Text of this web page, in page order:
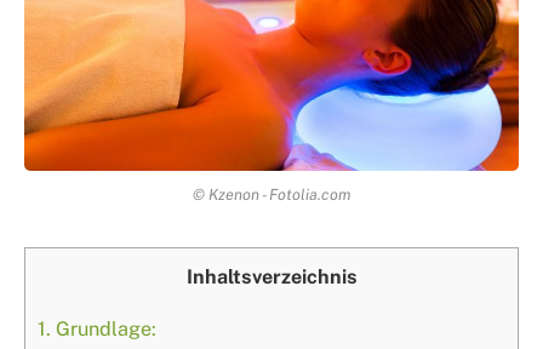
© Kzenon - Fotolia.com
Inhaltsverzeichnis
1. Grundlage: